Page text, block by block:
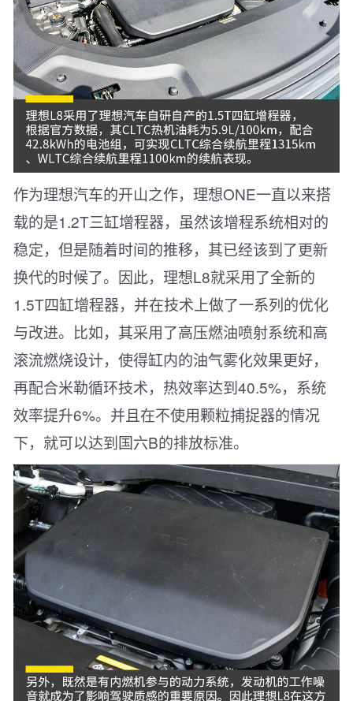
作为理想汽车的开山之作，理想ONE一直以来搭
载的是1.2T三缸增程器，虽然该增程系统相对的
稳定，但是随着时间的推移，其已经该到了更新
换代的时候了。因此，理想L8就采用了全新的
1.5T四缸增程器，并在技术上做了一系列的优化
与改进。比如，其采用了高压燃油喷射系统和高
滚流燃烧设计，使得缸内的油气雾化效果更好，
再配合米勒循环技术，热效率达到40.5%，系统
效率提升6%。并且在不使用颗粒捕捉器的情况
下，就可以达到国六B的排放标准。